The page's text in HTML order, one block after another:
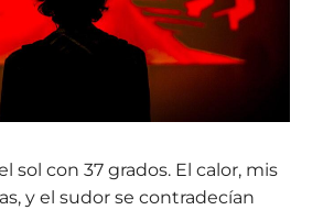
sol con 37 grados. El calor, mis
y el sudor se contradecían